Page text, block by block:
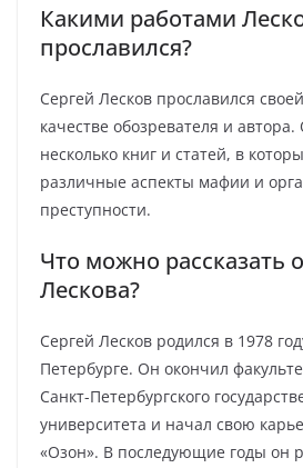
Какими работами
прославился?
Сергей Лесков прославился
качестве обозревателя и
несколько книг и статей, в
различные аспекты мафии и
преступности.
Что можно рассказать
Лескова?
Сергей Лесков родился в 1978
Петербурге. Он окончил
Санкт-Петербургского
университета и начал свою
«Озон». В последующие годы он